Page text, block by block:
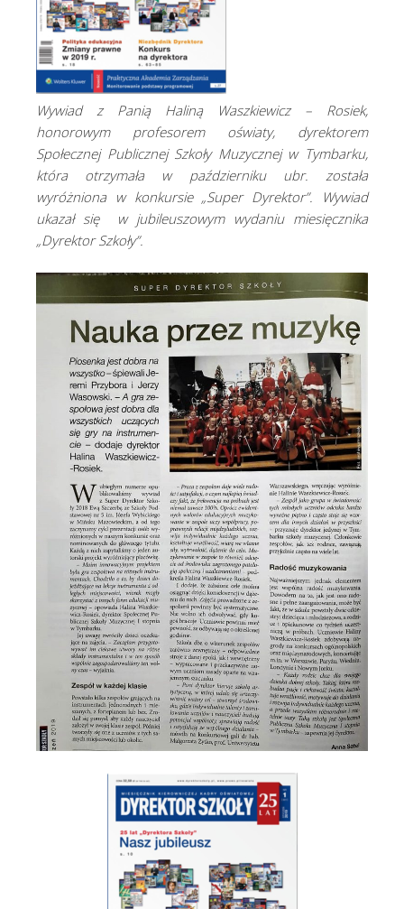
Wywiad z Panią Haliną Waszkiewicz – Rosiek,
honorowym profesorem oświaty, dyrektorem
Społecznej Publicznej Szkoły Muzycznej w Tymbarku,
która otrzymała w październiku ubr. została
wyróżniona w konkursie „Super Dyrektor”. Wywiad
ukazał się w jubileuszowym wydaniu miesięcznika
„Dyrektor Szkoły”.